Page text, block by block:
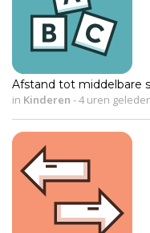
Afstand tot middelbare
in Kinderen -4 uren